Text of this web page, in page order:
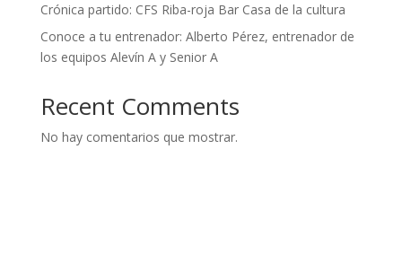
Crónica partido: CFS Riba-roja Bar Casa de la cultura
Conoce a tu entrenador: Alberto Pérez, entrenador de
los equipos Alevín A y Senior A
Recent Comments
No hay comentarios que mostrar.